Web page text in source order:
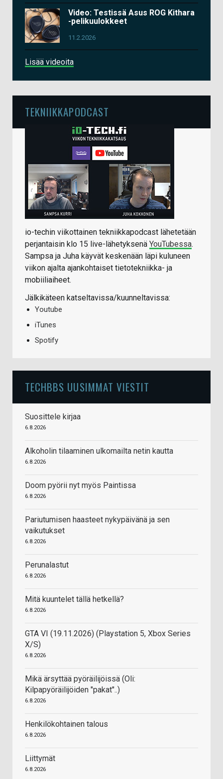
Video: Testissä Asus ROG Kithara
-pelikuulokkeet
11.2.2026
Lisää videoita
TEKNIIKKAPODCAST
io-techin viikottainen tekniikkapodcast lähetetään
perjantaisin klo 15 live-lähetyksenä YouTubessa.
Sampsa ja Juha käyvät keskenään läpi kuluneen
viikon ajalta ajankohtaiset tietotekniikka- ja
mobiiliaiheet.
Jälkikäteen katseltavissa/kuunneltavissa:
Youtube
iTunes
Spotify
TECHBBS UUSIMMAT VIESTIT
Suosittele kirjaa
6.8.2026
Alkoholin tilaaminen ulkomailta netin kautta
6.8.2026
Doom pyörii nyt myös Paintissa
6.8.2026
Pariutumisen haasteet nykypäivänä ja sen
vaikutukset
6.8.2026
Perunalastut
6.8.2026
Mitä kuuntelet tällä hetkellä?
6.8.2026
GTA VI (19.11.2026) (Playstation 5, Xbox Series
X/S)
6.8.2026
Mikä ärsyttää pyöräilijöissä (Oli:
Kilpapyöräilijöiden "pakat"..)
6.8.2026
Henkilökohtainen talous
6.8.2026
Liittymät
6.8.2026